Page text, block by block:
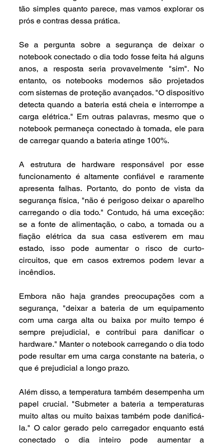
tão simples quanto parece, mas vamos explorar os
prós e contras dessa prática.
Se a pergunta sobre a segurança de deixar o
notebook conectado o dia todo fosse feita há alguns
anos, a resposta seria provavelmente "sim". No
entanto, os notebooks modernos são projetados
com sistemas de proteção avançados. "O dispositivo
detecta quando a bateria está cheia e interrompe a
carga elétrica." Em outras palavras, mesmo que o
notebook permaneça conectado à tomada, ele para
de carregar quando a bateria atinge 100%.
A estrutura de hardware responsável por esse
funcionamento é altamente confiável e raramente
apresenta falhas. Portanto, do ponto de vista da
segurança física, "não é perigoso deixar o aparelho
carregando o dia todo." Contudo, há uma exceção:
se a fonte de alimentação, o cabo, a tomada ou a
fiação elétrica da sua casa estiverem em mau
estado, isso pode aumentar o risco de curto-
circuitos, que em casos extremos podem levar a
incêndios.
Embora não haja grandes preocupações com a
segurança, "deixar a bateria de um equipamento
com uma carga alta ou baixa por muito tempo é
sempre prejudicial, e contribui para danificar o
hardware." Manter o notebook carregando o dia todo
pode resultar em uma carga constante na bateria, o
que é prejudicial a longo prazo.
Além disso, a temperatura também desempenha um
papel crucial. "Submeter a bateria a temperaturas
muito altas ou muito baixas também pode danificá-
la." O calor gerado pelo carregador enquanto está
conectado o dia inteiro pode aumentar a